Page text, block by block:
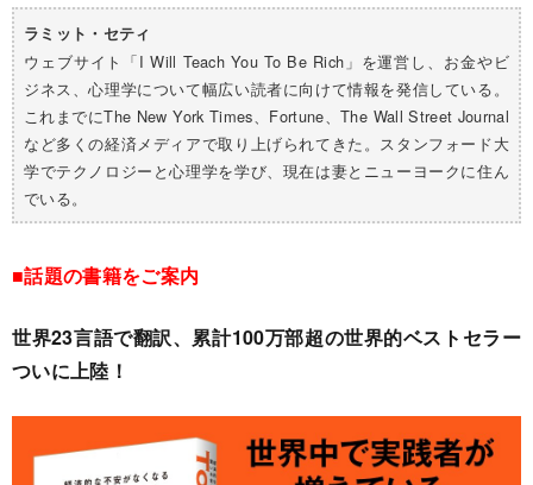
ラミット・セティ
ウェブサイト「I Will Teach You To Be Rich」を運営し、お金やビ
ジネス、心理学について幅広い読者に向けて情報を発信している。
これまでにThe New York Times、Fortune、The Wall Street Journal
など多くの経済メディアで取り上げられてきた。スタンフォード大
学でテクノロジーと心理学を学び、現在は妻とニューヨークに住ん
でいる。
■話題の書籍をご案内
世界23言語で翻訳、累計100万部超の世界的ベストセラー
ついに上陸！